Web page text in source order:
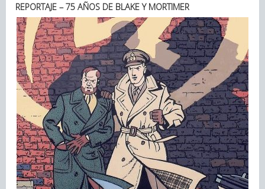
REPORTAJE – 75 AÑOS DE BLAKE Y MORTIMER